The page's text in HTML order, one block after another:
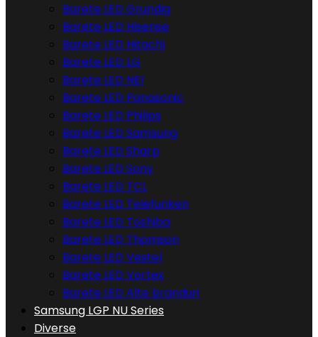
Barete LED Grundig
Barete LED Hisense
Barete LED Hitachi
Barete LED LG
Barete LED NEI
Barete LED Panasonic
Barete LED Philips
Barete LED Samsung
Barete LED Sharp
Barete LED Sony
Barete LED TCL
Barete LED Telefunken
Barete LED Toshiba
Barete LED Thomson
Barete LED Vestel
Barete LED Vortex
Barete LED Alte branduri
Samsung LGP NU Series
Diverse